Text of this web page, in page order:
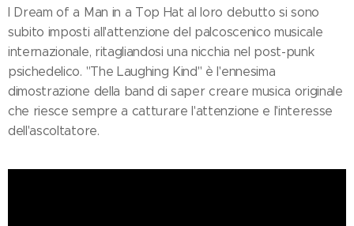
I Dream of a Man in a Top Hat al loro debutto si sono
subito imposti all'attenzione del palcoscenico musicale
internazionale, ritagliandosi una nicchia nel post-punk
psichedelico. "The Laughing Kind" è l'ennesima
dimostrazione della band di saper creare musica originale
che riesce sempre a catturare l'attenzione e l'interesse
dell'ascoltatore.